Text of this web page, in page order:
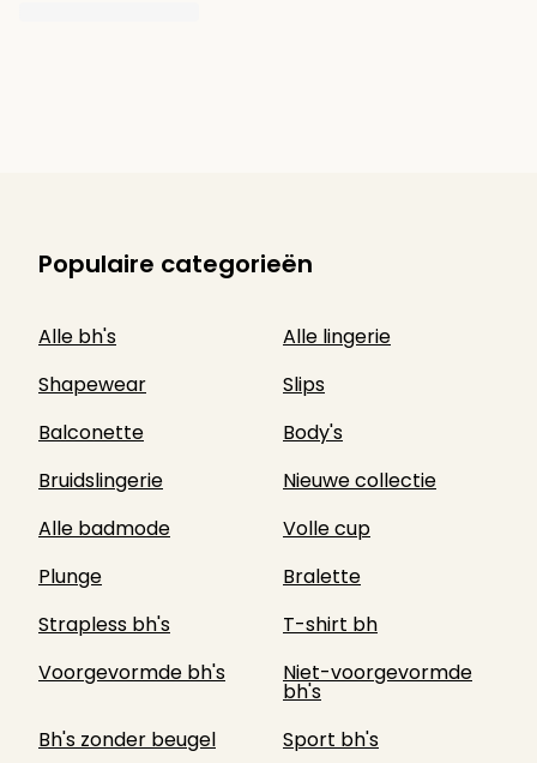
Populaire categorieën
Alle bh's
Alle lingerie
Shapewear
Slips
Balconette
Body's
Bruidslingerie
Nieuwe collectie
Alle badmode
Volle cup
Plunge
Bralette
Strapless bh's
T-shirt bh
Voorgevormde bh's
Niet-voorgevormde
bh's
Bh's zonder beugel
Sport bh's